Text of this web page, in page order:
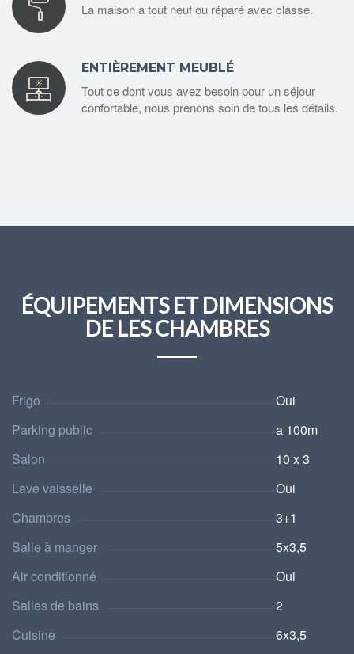
La maison a tout neuf ou réparé avec classe.
ENTIÈREMENT MEUBLÉ
Tout ce dont vous avez besoin pour un séjour
confortable, nous prenons soin de tous les détails.
ÉQUIPEMENTS ET DIMENSIONS
DE LES CHAMBRES
Frigo
Oui
Parking public
a 100m
Salon
10 x 3
Lave vaisselle
Oui
Chambres
3+1
Salle à manger
5x3,5
Air conditionné
Oui
Salles de bains
2
Cuisine
6x3,5